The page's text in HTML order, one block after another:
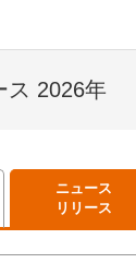
ス 2026年
ニュース
リリース